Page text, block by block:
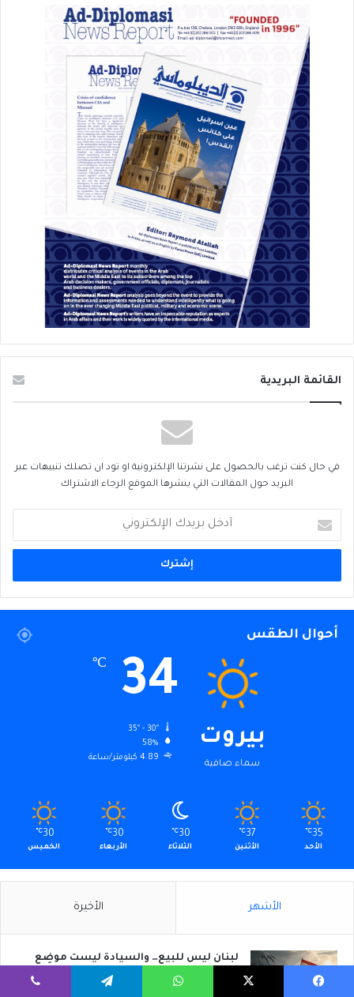
القائمة البريدية
في حال كنت ترغب بالحصول على نشرتنا الإلكترونية او تود ان تصلك تنبيهات عبر
البريد حول المقالات التي ينشرها الموقع الرجاء الاشتراك
بريدك
الإلكتروني
أحوال الطقس
بيروت
سماء صافية
34
℃
58%
4.89 كيلومتر/ساعة
35
℃
الأحد
37
℃
الأثنين
30
℃
الثلاثاء
30
℃
الأربعاء
30
℃
الخميس
الأشهر الأخيرة
لبنان ليس للبيع… والسيادة ليست موضِع